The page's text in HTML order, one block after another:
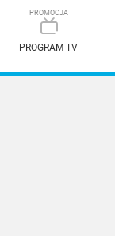
PROGRAM TV